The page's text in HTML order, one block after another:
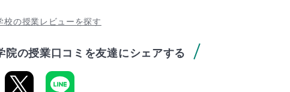
校の授業レビューを探す
院の授業口コミを友達にシェアする